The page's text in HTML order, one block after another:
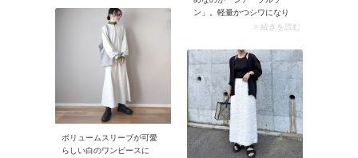
綿素材のアイテムなら夏も
使いやすいですよ。
ン」。軽量かつシワになり
にくいので、とにかく荷物
つけ。ノースリーブに羽織
れば二の腕カバーとしても
使えますよ。
> 続きを読む
ボリュームスリーブが可愛
らしい白のワンピースに